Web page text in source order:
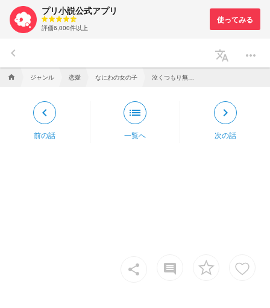
プリ小説公式アプリ
評価6,000件以上
keyboard_arrow_left translate more_horiz
home ジャンル 恋愛 なにわの女の子
keyboard_arrow_left
前の話
list
一覧へ
keyboard_arrow_right
次の話
share insert_comment